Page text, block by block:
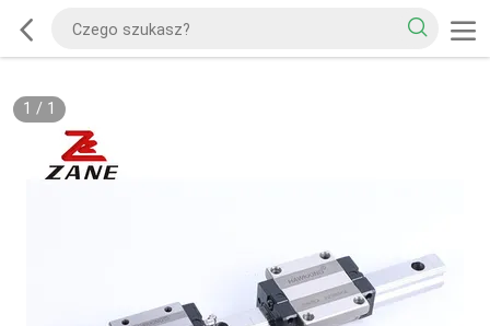
1 / 1